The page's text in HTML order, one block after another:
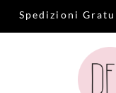
Sped izi on i Gratu